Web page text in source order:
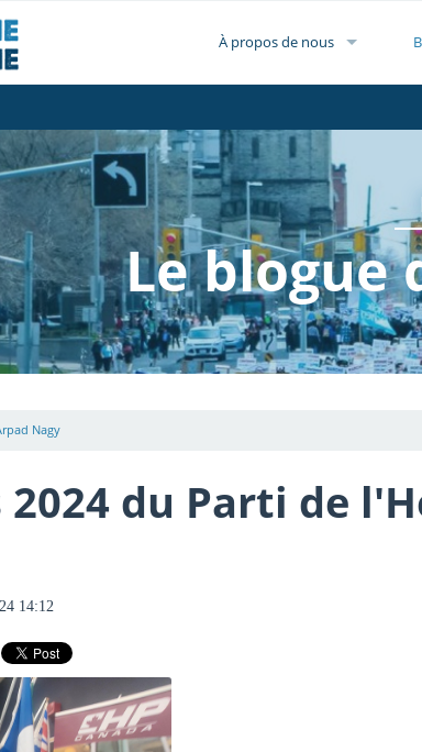
À propos de nous
Le blogue
Nagy
2024 du Parti de
14:12